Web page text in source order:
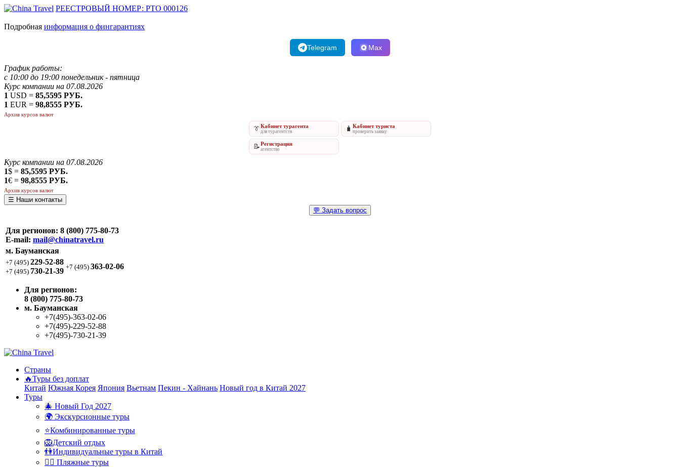
РЕЕСТРОВЫЙ НОМЕР: РТО 000126
Подробная информация о фингарантиях
Telegram Max
График работы:
с 10:00 до 19:00 понедельник - пятница
Курс компании на 07.08.2026
1 USD = 85,5595 РУБ.
1 EUR = 98,8555 РУБ.
Архив курсов валют
👔Кабинет турагента
для турагентств 🧳 Кабинет туриста
проверить заявку
📝Регистрация
агентство
Курс компании на 07.08.2026
1$ = 85,5595 РУБ.
1€ = 98,8555 РУБ.
Архив курсов валют
☰ Наши контакты
💬 Задать вопрос
Для регионов: 8 (800) 775-80-73
E-mail: mail@chinatravel.ru
м. Бауманская
+7 (495) 229-52-88
+7 (495) 730-21-39 +7 (495) 363-02-06
Для регионов:
8 (800) 775-80-73
м. Бауманская
+7(495)-363-02-06
+7(495)-229-52-88
+7(495)-730-21-39
Страны
🔥Туры без доплат
Китай Южная Корея Япония Вьетнам Пекин - Хайнань Новый год в Китай 2027
Туры
🎄 Новый Год 2027
🌍 Экскурсионные туры
⭐Комбинированные туры
🦁Детский отдых
👫Индивидуальные туры в Китай
🏊‍♂ Пляжные туры